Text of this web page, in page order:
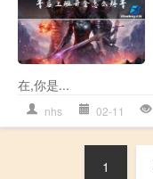
在,你是...
nhs 02-11
1